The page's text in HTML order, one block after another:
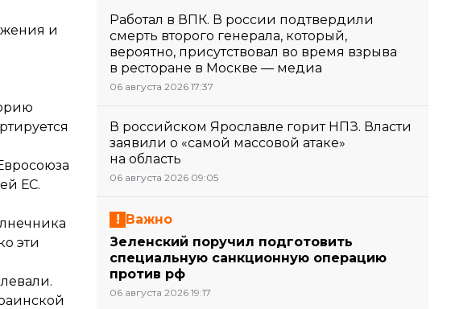
и
ЕС.
эти
Работал в ВПК. В россии подтвердили
смерть второго генерала, который,
вероятно, присутствовал во время взрыва
в ресторане в Москве — медиа
06 августа 2026 17:37
В российском Ярославле горит НПЗ. Власти
заявили о «самой массовой атаке»
на область
06 августа 2026 09:05
Важно
Зеленский поручил подготовить
специальную санкционную операцию
против рф
06 августа 2026 19:17